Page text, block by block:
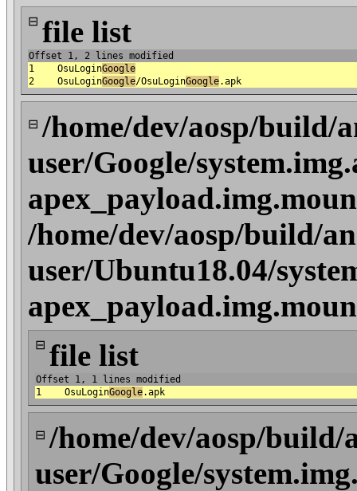
⊟ file list
Offset 1, 2 lines modified
1
OsuLoginGoogle
2
OsuLoginGoogle/OsuLoginGoogle.apk
⊟ /home/dev/aosp/build/
user/Google/
/home/dev/aosp/build/
user/Ubuntu18.04/
⊟ file list
Offset 1, 1 lines modified
1
OsuLoginGoogle.apk
⊟ /home/dev/aosp/
user/Google/